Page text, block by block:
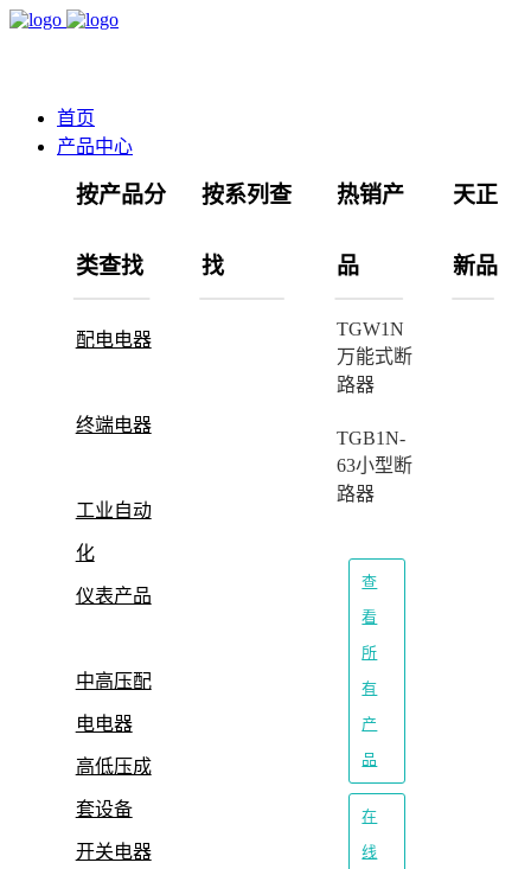
首页
产品中心
按产品分
类查找
配电电器
终端电器
工业自动
化
仪表产品
中高压配
电电器
高低压成
套设备
开关电器
按系列查
找
热销产
品
TGW1N
万能式断
路器
TGB1N-
63小型断
路器
查
看
所
有
产
品
在
线
天正
新品